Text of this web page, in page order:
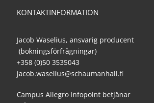
KONTAKTINFORMATION
Jacob Waselius, ansvarig producent
(bokningsförfrågningar)
+358 (0)50 3535043
jacob.waselius@schaumanhall.fi
Campus Allegro Infopoint betjänar